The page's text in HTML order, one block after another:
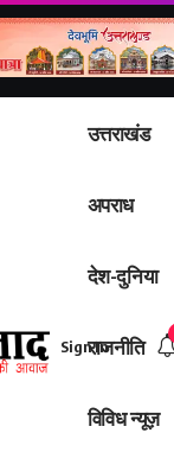
उत्तराखंड
अपराध
देश-दुनिया
राजनीति
विविध न्यूज़
Sign In